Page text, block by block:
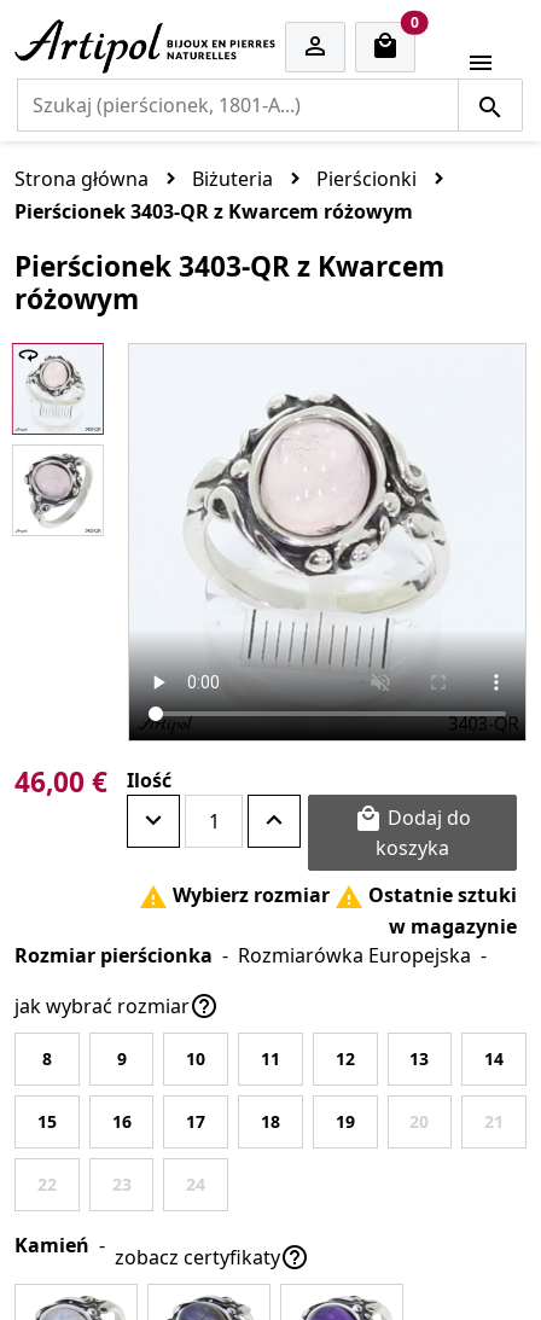

0cart items

Strona główna Biżuteria
Pierścionki
Pierścionek 3403-QR z Kwarcem różowym
Pierścionek 3403-QR z Kwarcem
różowym
46,00 € Ilość

koszyka
 Wybierz rozmiar  Ostatnie sztuki
w magazynie
Rozmiar pierścionka - Rozmiarówka Europejska -
jak wybrać rozmiar
8 9 10 11 12 13 14
15 16 17 18 19 20 21
22 23 24
Kamień - zobacz certyfikaty